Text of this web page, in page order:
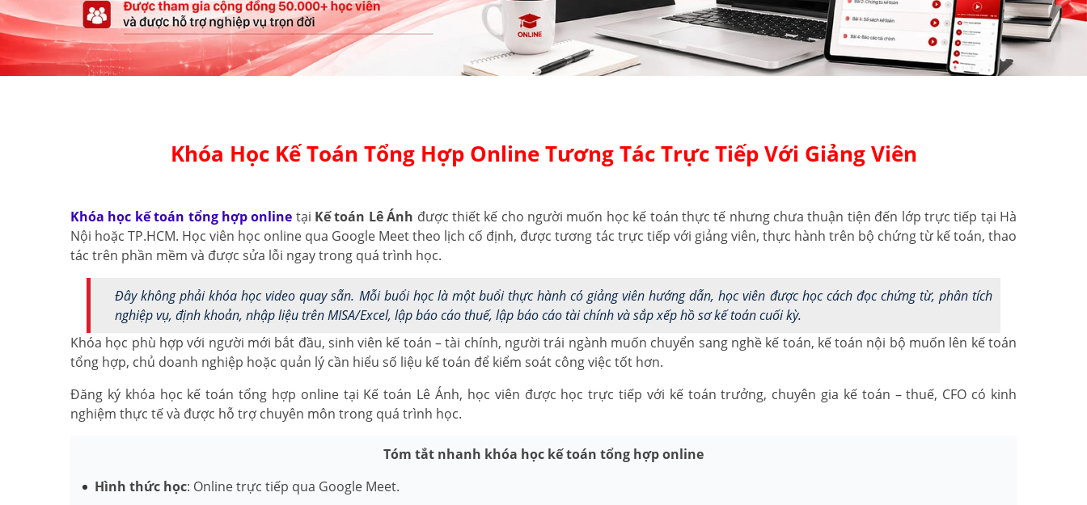
Khóa Học Kế Toán Tổng Hợp Online Tương Tác Trực Tiếp Với Giảng Viên
Khóa học kế toán tổng hợp online tại Kế toán Lê Ánh được thiết kế cho người muốn học kế toán thực tế nhưng chưa thuận tiện đến lớp trực tiếp tại Hà
Nội hoặc TP.HCM. Học viên học online qua Google Meet theo lịch cố định, được tương tác trực tiếp với giảng viên, thực hành trên bộ chứng từ kế toán, thao
tác trên phần mềm và được sửa lỗi ngay trong quá trình học.
Đây không phải khóa học video quay sẵn. Mỗi buổi học là một buổi thực hành có giảng viên hướng dẫn, học viên được học cách đọc chứng từ, phân tích
nghiệp vụ, định khoản, nhập liệu trên MISA/Excel, lập báo cáo thuế, lập báo cáo tài chính và sắp xếp hồ sơ kế toán cuối kỳ.
Khóa học phù hợp với người mới bắt đầu, sinh viên kế toán – tài chính, người trái ngành muốn chuyển sang nghề kế toán, kế toán nội bộ muốn lên kế toán
tổng hợp, chủ doanh nghiệp hoặc quản lý cần hiểu số liệu kế toán để kiểm soát công việc tốt hơn.
Đăng ký khóa học kế toán tổng hợp online tại Kế toán Lê Ánh, học viên được học trực tiếp với kế toán trưởng, chuyên gia kế toán – thuế, CFO có kinh
nghiệm thực tế và được hỗ trợ chuyên môn trong quá trình học.
Tóm tắt nhanh khóa học kế toán tổng hợp online
Hình thức học: Online trực tiếp qua Google Meet.